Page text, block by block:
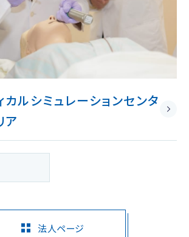
カルシミュレーションセンタ
ア
法人ページ